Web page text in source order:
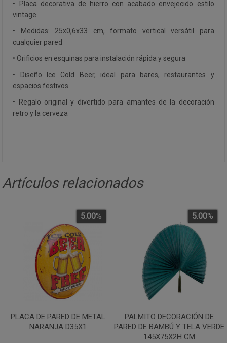
• Placa decorativa de hierro con acabado envejecido estilo
vintage
• Medidas: 25x0,6x33 cm, formato vertical versátil para
cualquier pared
• Orificios en esquinas para instalación rápida y segura
• Diseño Ice Cold Beer, ideal para bares, restaurantes y
espacios festivos
• Regalo original y divertido para amantes de la decoración
retro y la cerveza
Artículos relacionados
PLACA DE PARED DE METAL
NARANJA D35X1
5.00%
PALMITO DECORACIÓN DE
PARED DE BAMBÚ Y TELA VERDE
145X75X2H CM
5.00%